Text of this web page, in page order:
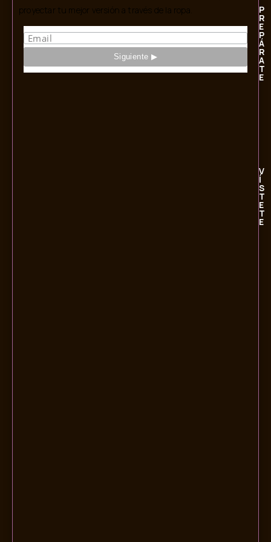
proyectar tu mejor versión a través de la ropa.
P
R
E
P
Á
R
A
T
E
V
Í
S
T
E
T
E